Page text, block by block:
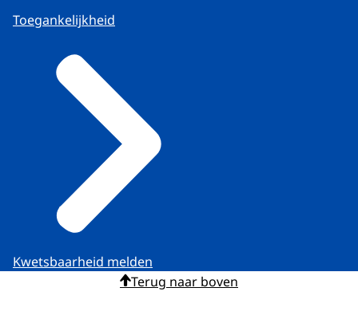
Toegankelijkheid
Kwetsbaarheid melden
Terug naar boven